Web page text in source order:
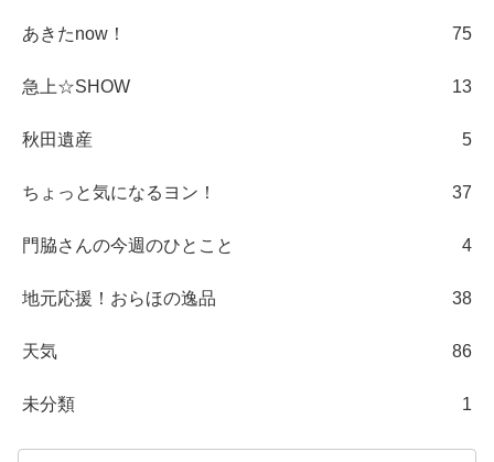
あきたnow！ 75
急上☆SHOW 13
秋田遺産 5
ちょっと気になるヨン！ 37
門脇さんの今週のひとこと 4
地元応援！おらほの逸品 38
天気 86
未分類 1